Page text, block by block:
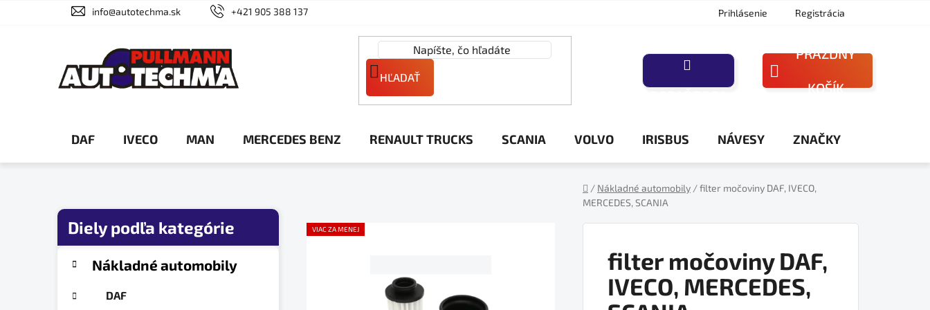
info@autotechma.sk +421 905 388 137 Prihlásenie Registrácia
HĽADAŤ
NÁKUPNÝ
PRÁZDNY
KOŠÍK
DAF IVECO MAN MERCEDES BENZ RENAULT TRUCKS SCANIA VOLVO IRISBUS NÁVESY ZNAČKY
Domov
/ Nákladné automobily /filter močoviny DAF, IVECO,
MERCEDES, SCANIA
B
kategórieNákladné automobily
DAF
filter močoviny DAF,
IVECO, MERCEDES,
VIAC ZA MENEJ